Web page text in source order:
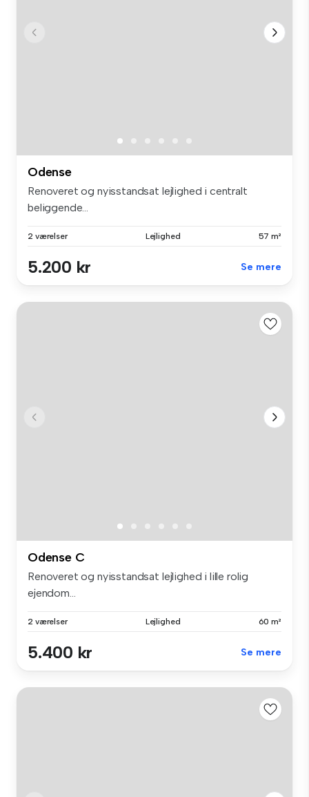
Odense
Renoveret og nyisstandsat lejlighed i centralt
beliggende...
2 værelser Lejlighed 57 m²
5.200 kr Se mere
Odense C
Renoveret og nyisstandsat lejlighed i lille rolig
ejendom...
2 værelser Lejlighed 60 m²
5.400 kr Se mere